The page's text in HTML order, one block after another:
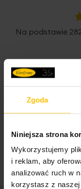
Zgoda
Niniejsza strona
Wykorzystujemy
i reklam, aby
analizować ruch w
korzystasz z
Pobierz instrukcję
Uniwersalna
na drążek karnisza,
rozmiarach oraz
Podany wymiar
przed
Dane techniczne:
Na podstawie
Super
04-08-2026